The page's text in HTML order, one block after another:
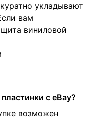
укладывают
вам
виниловой
с eBay?
возможен